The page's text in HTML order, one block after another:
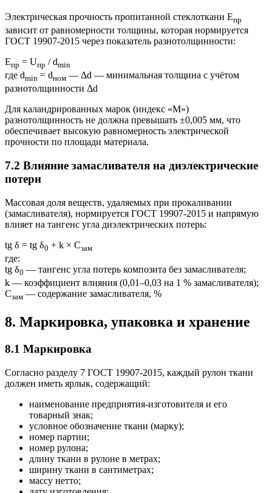
Электрическая прочность пропитанной стеклоткани Eпр
зависит от равномерности толщины, которая нормируется
ГОСТ 19907-2015 через показатель разнотолщинности:
Eпр = Uпр / dmin
где dmin = dном — Δd — минимальная толщина с учётом
разнотолщинности Δd
Для каландрированных марок (индекс «М»)
разнотолщинность не должна превышать ±0,005 мм, что
обеспечивает высокую равномерность электрической
прочности по площади материала.
7.2 Влияние замасливателя на диэлектрические
потери
Массовая доля веществ, удаляемых при прокаливании
(замасливателя), нормируется ГОСТ 19907-2015 и напрямую
влияет на тангенс угла диэлектрических потерь:
tg δ = tg δ0 + k × Cзам
где:
tg δ0 — тангенс угла потерь композита без замасливателя;
k — коэффициент влияния (0,01–0,03 на 1 % замасливателя);
Cзам — содержание замасливателя, %
8. Маркировка, упаковка и хранение
8.1 Маркировка
Согласно разделу 7 ГОСТ 19907-2015, каждый рулон ткани
должен иметь ярлык, содержащий:
наименование предприятия-изготовителя и его
товарный знак;
условное обозначение ткани (марку);
номер партии;
номер рулона;
длину ткани в рулоне в метрах;
ширину ткани в сантиметрах;
массу нетто;